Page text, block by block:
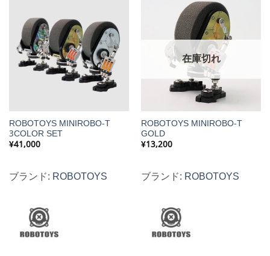
ROBOTOYS MINIROBO-T
3COLOR SET
¥41,000
ブランド: ROBOTOYS
在庫切れ
ROBOTOYS MINIROBO-T
GOLD
¥13,200
ブランド: ROBOTOYS